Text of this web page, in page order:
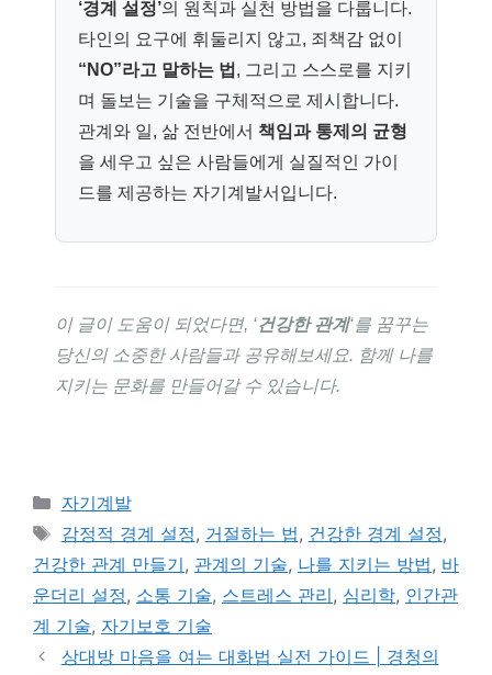
‘경계 설정’의 원칙과 실천 방법을 다룹니다.
타인의 요구에 휘둘리지 않고, 죄책감 없이
“NO”라고 말하는 법 , 그리고 스스로를 지키
며 돌보는 기술을 구체적으로 제시합니다.
관계와 일, 삶 전반에서 책임과 통제의 균형
을 세우고 싶은 사람들에게 실질적인 가이
드를 제공하는 자기계발서입니다.
이 글이 도움이 되었다면, ‘건강한 관계‘를 꿈꾸는
당신의 소중한 사람들과 공유해보세요. 함께 나를
지키는 문화를 만들어갈 수 있습니다.
카
테
고
리
자기계발
태
그
감정적 경계 설정, 거절하는 법, 건강한 경계 설정,
건강한 관계 만들기, 관계의 기술, 나를 지키는 방법, 바
운더리 설정, 소통 기술, 스트레스 관리, 심리학, 인간관
계 기술, 자기보호 기술
상대방 마음을 여는 대화법 실전 가이드 | 경청의